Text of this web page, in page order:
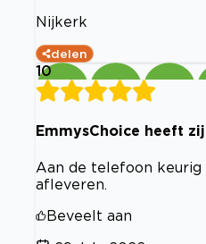
Nijkerk
delen
10
EmmysChoice heeft
Aan de telefoon
afleveren.
Beveelt aan